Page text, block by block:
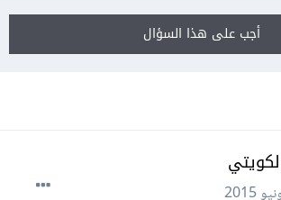
أجب على هذا السؤال